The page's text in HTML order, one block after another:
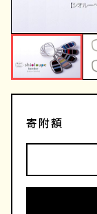
寄附額